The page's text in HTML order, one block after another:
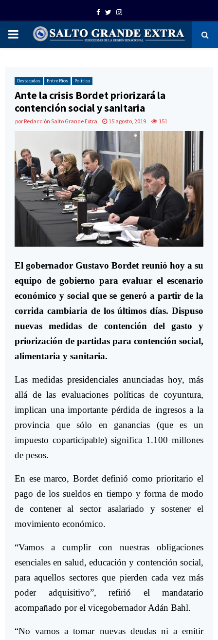
Facebook
TwitterInstagram
PRIMARY
Destacadas Entre Ríos Política
Ante la crisis Bordet priorizará la
contención social y sanitaria
por Redacción Salto Grande Extra 15 agosto, 2019 151
El gobernador Gustavo Bordet reunió hoy a su
equipo de gobierno para evaluar el escenario
económico y social que se generó a partir de la
corrida cambiaria de los últimos días. Dispuso
nuevas medidas de contención del gasto y
priorización de partidas para contención social,
alimentaria y sanitaria.
Las medidas presidenciales anunciadas hoy, más
allá de las evaluaciones políticas de coyuntura,
implican una importante pérdida de ingresos a la
provincia que sólo en ganancias (que es un
impuesto coparticipable) significa 1.100 millones
de pesos.
En ese marco, Bordet definió como prioritario el
pago de los sueldos en tiempo y forma de modo
de contener al sector asalariado y sostener el
movimiento económico.
“Vamos a cumplir con nuestras obligaciones
esenciales en salud, educación y contención social,
para aquellos sectores que pierden cada vez más
poder adquisitivo”, refirió el mandatario
acompañado por el vicegobernador Adán Bahl.
“No vamos a tomar nuevas deudas ni a emitir